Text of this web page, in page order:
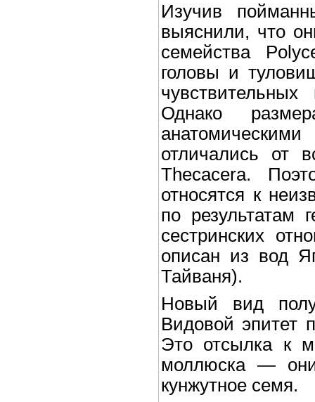
Изучив
выяснили, что
семейства
головы и
Однако
отличались от
Thecacera.
относятся к
по результатам
сестринских
описан из вод
Тайваня).
Новый вид
Видовой эпитет
Это отсылка к
моллюска —
кунжутное семя.